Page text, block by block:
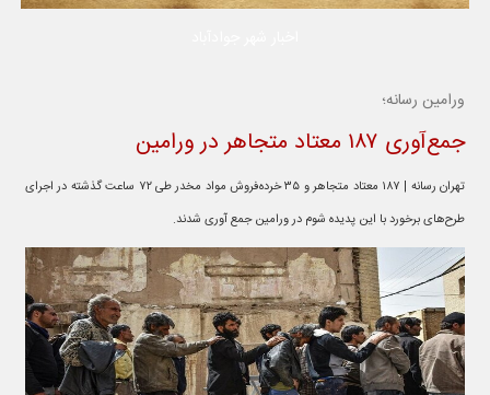
ورامین رسانه؛
جمع‌آوری ۱۸۷ معتاد متجاهر در ورامین
تهران رسانه | ۱۸۷ معتاد متجاهر و ۳۵ خرده‌فروش مواد مخدر طی ۷۲ ساعت گذشته در اجرای
طرح‌های برخورد با این پدیده شوم در ورامین جمع آوری شدند.